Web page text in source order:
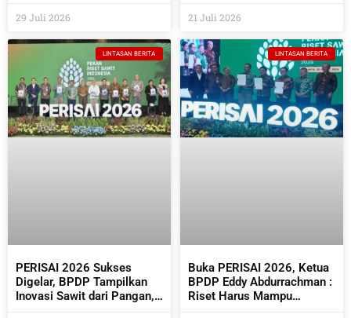
29 Juli 2026
Industri Pendukungnya
21 Juli 2026
LINTASAN BERITA
PERISAI 2026 Sukses
Digelar, BPDP Tampilkan
Inovasi Sawit dari Pangan,
LINTASAN BERITA
Buka PERISAI 2026, Ketua
BPDP Eddy Abdurrachman :
Riset Harus Mampu